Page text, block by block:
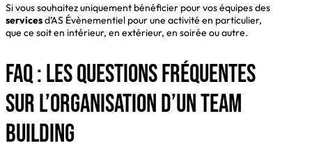
Si vous souhaitez uniquement bénéficier pour vos équipes des
servicesd’AS Évènementiel pour une activité en particulier,
que ce soit en intérieur, en extérieur, en soirée ou autre.
FAQ : Les questions fréquentes
sur l’organisation d’un Team
Building